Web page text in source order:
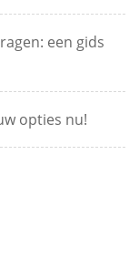
een gids
opties nu!